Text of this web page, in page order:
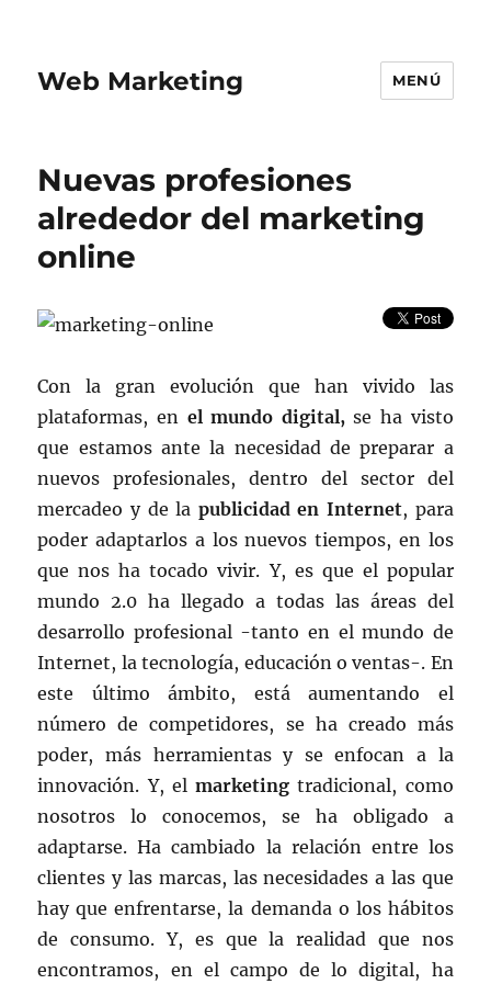
Web Marketing MENÚ
Nuevas profesiones
alrededor del marketing
online
Con la gran evolución que han vivido las
plataformas, en el mundo digital, se ha visto
que estamos ante la necesidad de preparar a
nuevos profesionales, dentro del sector del
mercadeo y de la publicidad en Internet, para
poder adaptarlos a los nuevos tiempos, en los
que nos ha tocado vivir. Y, es que el popular
mundo 2.0 ha llegado a todas las áreas del
desarrollo profesional -tanto en el mundo de
Internet, la tecnología, educación o ventas-. En
este último ámbito, está aumentando el
número de competidores, se ha creado más
poder, más herramientas y se enfocan a la
innovación. Y, elmarketing tradicional, como
nosotros lo conocemos, se ha obligado a
adaptarse. Ha cambiado la relación entre los
clientes y las marcas, las necesidades a las que
hay que enfrentarse, la demanda o los hábitos
de consumo. Y, es que la realidad que nos
encontramos, en el campo de lo digital, ha